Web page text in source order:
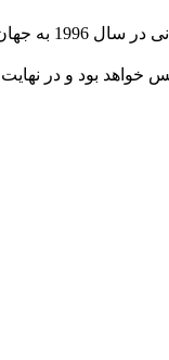
و بررسی شد.
بود و در نهایت